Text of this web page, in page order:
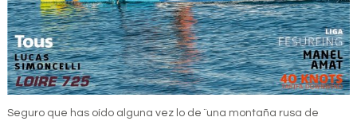
Seguro que has oído alguna vez lo de ¨una montaña rusa de